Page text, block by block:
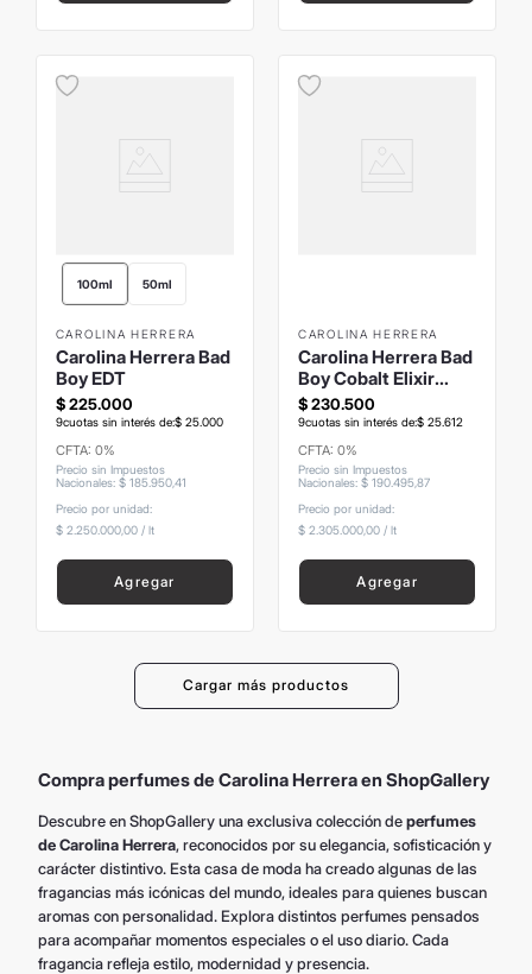
100ml 50ml
CAROLINA HERRERA
Carolina Herrera Bad
Boy EDT
$ 225.000
9cuotas sin interés de:$ 25.000
CFTA: 0%
Precio sin Impuestos
Nacionales: $ 185.950,41
Precio por unidad:
$ 2.250.000,00/ lt
Agregar
CAROLINA HERRERA
Carolina Herrera Bad
Boy Cobalt Elixir
100ml
$230.500
9cuotas sin interés de:$ 25.612
CFTA: 0%
Precio sin Impuestos
Nacionales: $ 190.495,87
Precio por unidad:
$ 2.305.000,00 / lt
Agregar
Compra perfumes de Carolina Herrera en ShopGallery
Descubre en ShopGallery una exclusiva colección deperfumes
de Carolina Herrera, reconocidos por su elegancia, sofisticación y
carácter distintivo. Esta casa de moda ha creado algunas de las
fragancias más icónicas del mundo, ideales para quienes buscan
aromas con personalidad. Explora distintos perfumes pensados
para acompañar momentos especiales o el uso diario. Cada
fragancia refleja estilo, modernidad y presencia.